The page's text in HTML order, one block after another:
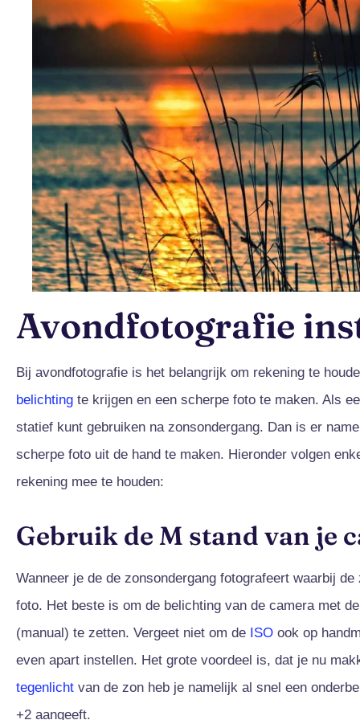
Avondfotografie
Bij avondfotografie is het belangrijk om rekening te
belichting te krijgen en een scherpe foto te maken. Als
statief kunt gebruiken na zonsondergang. Dan is er
scherpe foto uit de hand te maken. Hieronder volgen
rekening mee te houden:
Gebruik de M stand van je
Wanneer je de de zonsondergang fotografeert waarbij
foto. Het beste is om de belichting van de camera met
(manual) te zetten. Vergeet niet om de ISO ook op
even apart instellen. Het grote voordeel is, dat je nu
tegenlicht van de zon heb je namelijk al snel een
+2 aangeeft.